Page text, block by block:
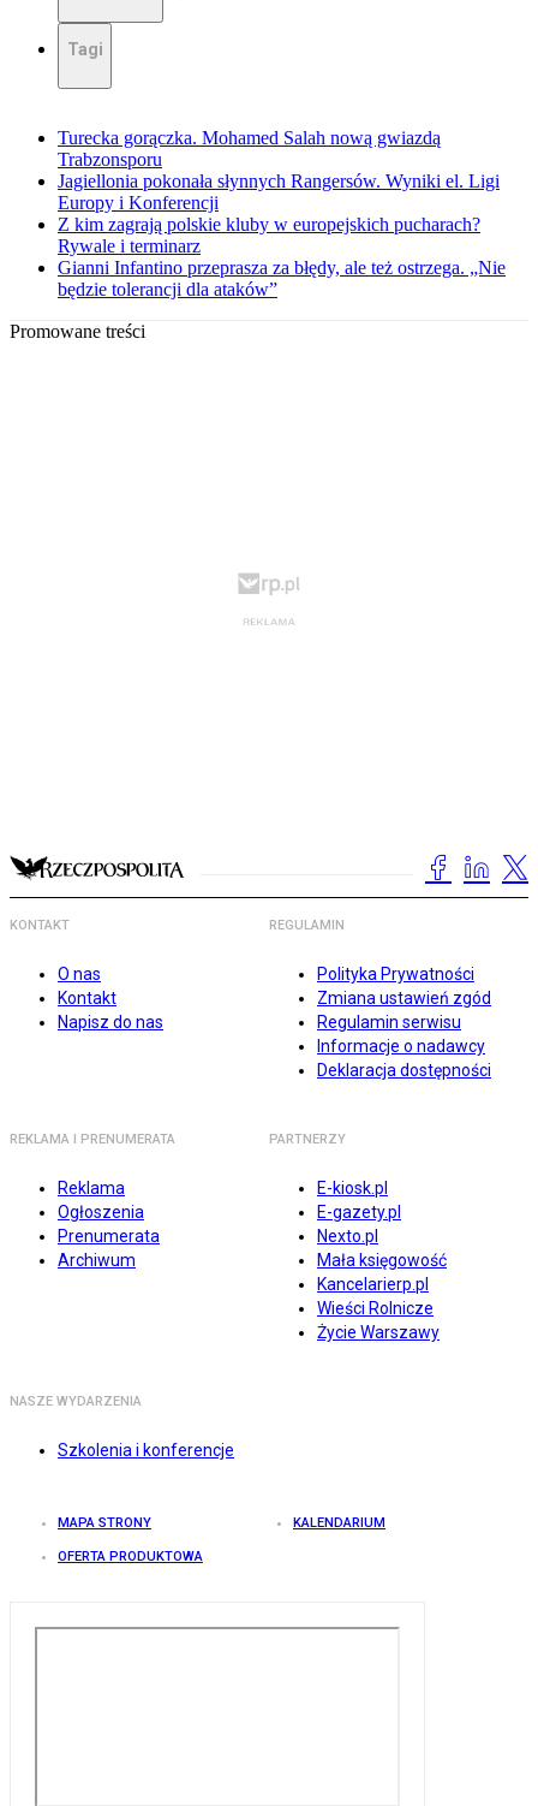
Tagi
Turecka gorączka. Mohamed Salah nową gwiazdą
Trabzonsporu
Jagiellonia pokonała słynnych Rangersów. Wyniki el. Ligi
Europy i Konferencji
Z kim zagrają polskie kluby w europejskich pucharach?
Rywale i terminarz
Gianni Infantino przeprasza za błędy, ale też ostrzega. „Nie
będzie tolerancji dla ataków”
Promowane treści
KONTAKT
O nas
Kontakt
Napisz do nas
REGULAMIN
Polityka Prywatności
Zmiana ustawień zgód
Regulamin serwisu
Informacje o nadawcy
Deklaracja dostępności
REKLAMA I PRENUMERATA
Reklama
Ogłoszenia
Prenumerata
Archiwum
PARTNERZY
E-kiosk.pl
E-gazety.pl
Nexto.pl
Mała księgowość
Kancelarierp.pl
Wieści Rolnicze
Życie Warszawy
NASZE WYDARZENIA
Szkolenia i konferencje
MAPA STRONY KALENDARIUM
OFERTA PRODUKTOWA